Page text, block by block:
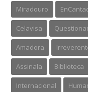
Miradouro
Celavisa
Amadora
Assinala Biblioteca
Internacional